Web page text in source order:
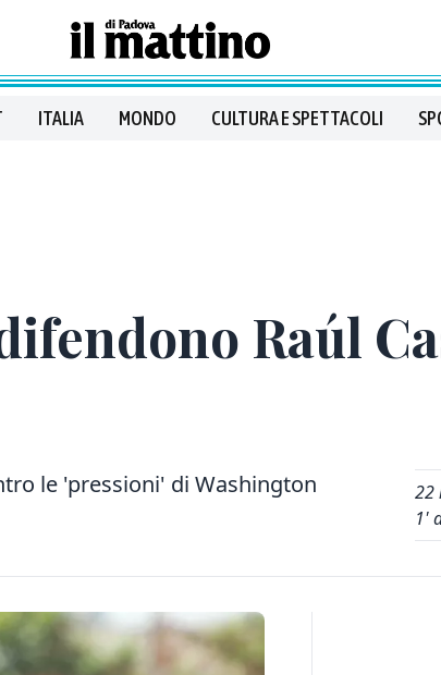
ITALIA MONDO CULTURA E SPETTACOLI
Raúl
le 'pressioni' di Washington
22
1'